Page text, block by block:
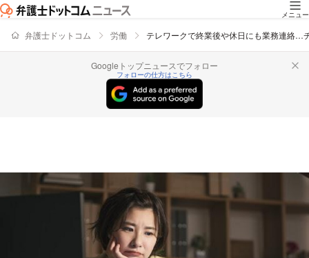
メニュー
弁護士ドットコム 労働 テレワークで終業後や休日にも業務連絡…
Googleトップニュースでフォロー
フォローの仕方はこちら